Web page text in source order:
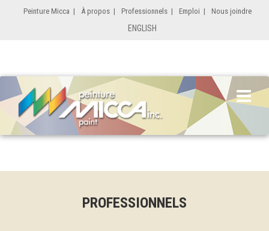
Peinture Micca | À propos | Professionnels | Emploi | Nous joindre
ENGLISH
PROFESSIONNELS